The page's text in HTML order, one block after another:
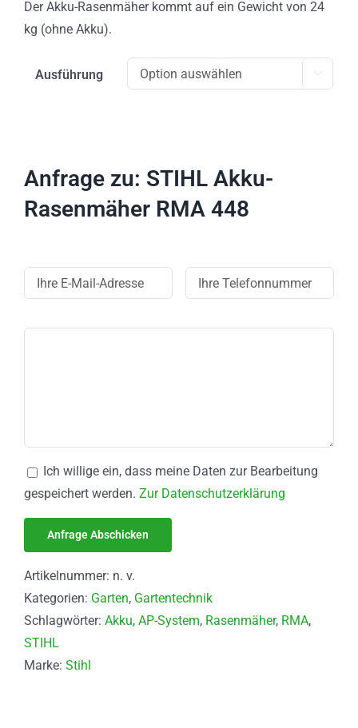
Der Akku-Rasenmäher kommt auf ein Gewicht von 24
kg (ohne Akku).
Ausführung 
Anfrage zu: STIHL Akku-
Rasenmäher RMA 448
Ich willige ein, dass meine Daten zur Bearbeitung
gespeichert werden. Zur Datenschutzerklärung
Artikelnummer: n. v.
Kategorien: Garten, Gartentechnik
Schlagwörter: Akku, AP-System, Rasenmäher, RMA,
STIHL
Marke: Stihl